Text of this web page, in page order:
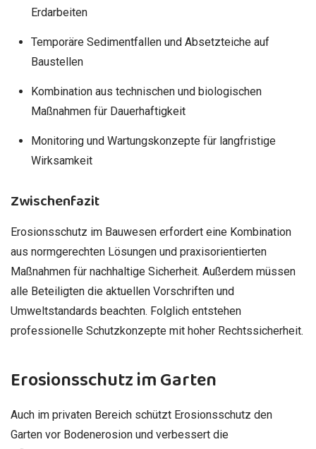
Erdarbeiten
Temporäre Sedimentfallen und Absetzteiche auf
Baustellen
Kombination aus technischen und biologischen
Maßnahmen für Dauerhaftigkeit
Monitoring und Wartungskonzepte für langfristige
Wirksamkeit
Zwischenfazit
Erosionsschutz im Bauwesen erfordert eine Kombination
aus normgerechten Lösungen und praxisorientierten
Maßnahmen für nachhaltige Sicherheit. Außerdem müssen
alle Beteiligten die aktuellen Vorschriften und
Umweltstandards beachten. Folglich entstehen
professionelle Schutzkonzepte mit hoher Rechtssicherheit.
Erosionsschutz im Garten
Auch im privaten Bereich schützt Erosionsschutz den
Garten vor Bodenerosion und verbessert die